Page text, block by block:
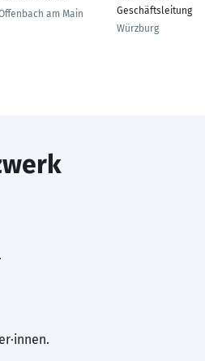
am Main
Geschäftsleitung
Würzburg